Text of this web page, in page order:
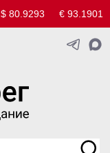
$ 80.9293 € 93.1901